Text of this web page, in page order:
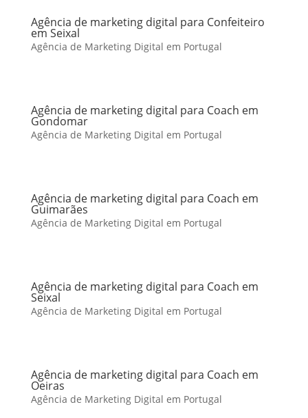
Agência de marketing digital para Confeiteiro
em Seixal
Agência de Marketing Digital em Portugal
Agência de marketing digital para Coach em
Gondomar
Agência de Marketing Digital em Portugal
Agência de marketing digital para Coach em
Guimarães
Agência de Marketing Digital em Portugal
Agência de marketing digital para Coach em
Seixal
Agência de Marketing Digital em Portugal
Agência de marketing digital para Coach em
Oeiras
Agência de Marketing Digital em Portugal